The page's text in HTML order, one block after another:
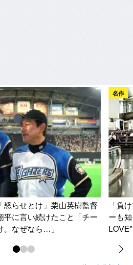
怒らせとけ」栗山英樹監督
平に言い続けたこと「チー
。なぜなら…」
名作
「負
ーも